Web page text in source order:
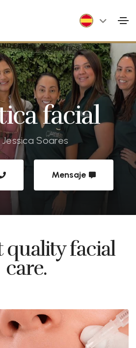
facial
Soares
Mensaje
quality facial
care.